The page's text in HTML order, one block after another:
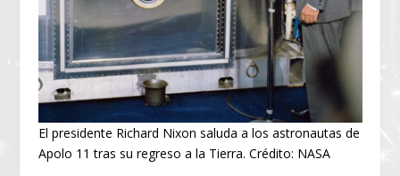
El presidente Richard Nixon saluda a los astronautas de
Apolo 11 tras su regreso a la Tierra. Crédito: NASA